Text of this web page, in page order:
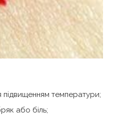
температури;
або біль;